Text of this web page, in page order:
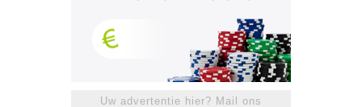
Uw advertentie hier? Mail ons